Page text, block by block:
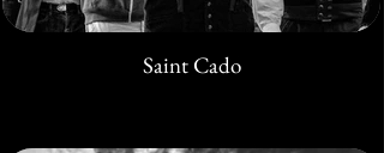
Saint Cado